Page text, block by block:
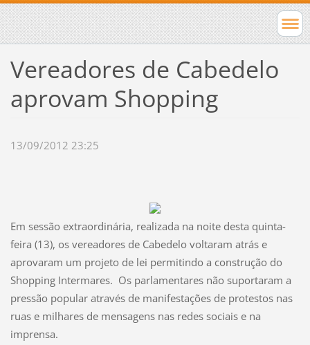
Vereadores de Cabedelo
aprovam Shopping
13/09/2012 23:25
Em sessão extraordinária, realizada na noite desta quinta-
feira (13), os vereadores de Cabedelo voltaram atrás e
aprovaram um projeto de lei permitindo a construção do
Shopping Intermares. Os parlamentares não suportaram a
pressão popular através de manifestações de protestos nas
ruas e milhares de mensagens nas redes sociais e na
imprensa.